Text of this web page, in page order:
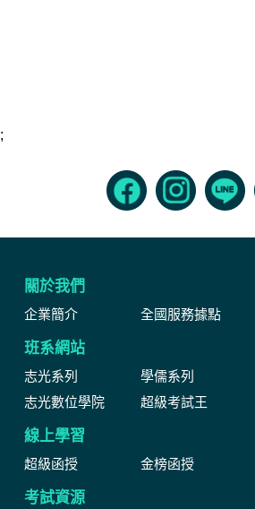
;
關於我們
企業簡介 全國服務據點
班系網站
志光系列 學儒系列
志光數位學院
超級考試王
線上學習
超級函授 金榜函授
考試資源